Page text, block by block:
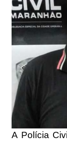
A Polícia